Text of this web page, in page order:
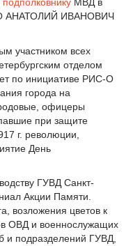
О АНАТОЛИЙ ИВАНОВИЧ
участником всех
отделом
по инициативе РИС-О
города на
офицеры
при защите
г. революции,
День
ГУВД Санкт-
Акции Памяти.
возложения цветов к
ОВД и военнослужащих
и подразделений ГУВД,